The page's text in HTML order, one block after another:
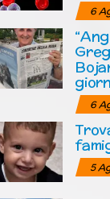
6
6
5